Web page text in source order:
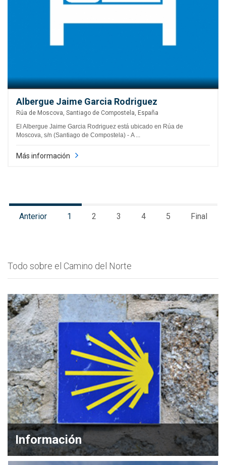
Albergue Jaime Garcia Rodriguez
Rúa de Moscova, Santiago de Compostela, España
El Albergue Jaime Garcia Rodriguez está ubicado en Rúa de
Moscova, s/n (Santiago de Compostela) - A ...
Más información
Anterior 1 2 3 4 5 Final
Todo sobre el Camino del Norte
Información